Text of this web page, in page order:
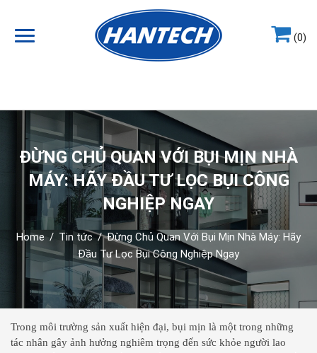
(0)
ĐỪNG CHỦ QUAN VỚI BỤI MỊN NHÀ
MÁY: HÃY ĐẦU TƯ LỌC BỤI CÔNG
NGHIỆP NGAY
Home / Tin tức / Đừng Chủ Quan Với Bụi Mịn Nhà Máy: Hãy
Đầu Tư Lọc Bụi Công Nghiệp Ngay
Trong môi trường sản xuất hiện đại, bụi mịn là một trong những
tác nhân gây ảnh hưởng nghiêm trọng đến sức khỏe người lao